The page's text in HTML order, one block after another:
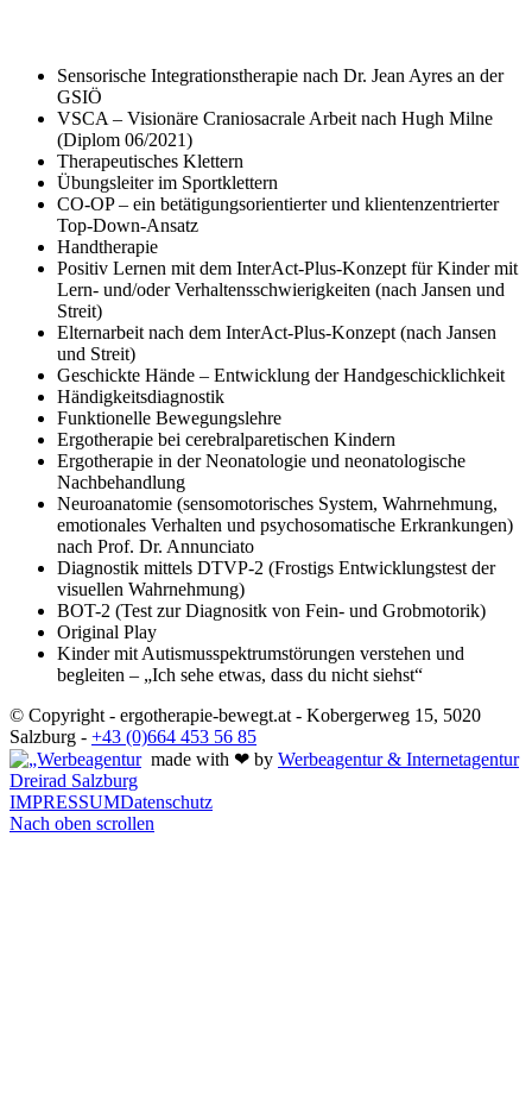
Sensorische Integrationstherapie nach Dr. Jean Ayres an der
GSIÖ
VSCA – Visionäre Craniosacrale Arbeit nach Hugh Milne
(Diplom 06/2021)
Therapeutisches Klettern
Übungsleiter im Sportklettern
CO-OP – ein betätigungsorientierter und klientenzentrierter
Top-Down-Ansatz
Handtherapie
Positiv Lernen mit dem InterAct-Plus-Konzept für Kinder mit
Lern- und/oder Verhaltensschwierigkeiten (nach Jansen und
Streit)
Elternarbeit nach dem InterAct-Plus-Konzept (nach Jansen
und Streit)
Geschickte Hände – Entwicklung der Handgeschicklichkeit
Händigkeitsdiagnostik
Funktionelle Bewegungslehre
Ergotherapie bei cerebralparetischen Kindern
Ergotherapie in der Neonatologie und neonatologische
Nachbehandlung
Neuroanatomie (sensomotorisches System, Wahrnehmung,
emotionales Verhalten und psychosomatische Erkrankungen)
nach Prof. Dr. Annunciato
Diagnostik mittels DTVP-2 (Frostigs Entwicklungstest der
visuellen Wahrnehmung)
BOT-2 (Test zur Diagnositk von Fein- und Grobmotorik)
Original Play
Kinder mit Autismusspektrumstörungen verstehen und
begleiten – „Ich sehe etwas, dass du nicht siehst“
© Copyright - ergotherapie-bewegt.at - Kobergerweg 15, 5020
Salzburg - +43 (0)664 453 56 85
made with ❤ by Werbeagentur & Internetagentur
Dreirad Salzburg
IMPRESSUMDatenschutz
Nach oben scrollen